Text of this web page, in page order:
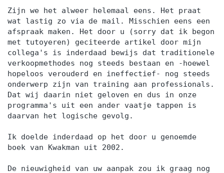
Zijn we het alweer helemaal eens. Het praat
wat lastig zo via de mail. Misschien eens een
afspraak maken. Het door u (sorry dat ik begon
met tutoyeren) geciteerde artikel door mijn
collega's is inderdaad bewijs dat traditionele
verkoopmethodes nog steeds bestaan en -hoewel
hopeloos verouderd en ineffectief- nog steeds
onderwerp zijn van training aan professionals.
Dat wij daarin niet geloven en dus in onze
programma's uit een ander vaatje tappen is
daarvan het logische gevolg.
Ik doelde inderdaad op het door u genoemde
boek van Kwakman uit 2002.
De nieuwigheid van uw aanpak zou ik graag nog